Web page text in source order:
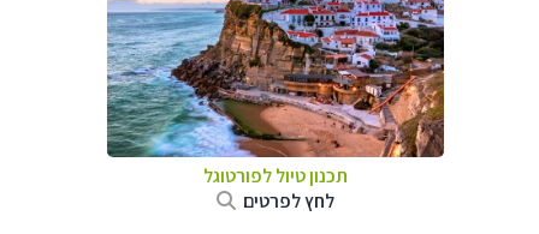
תכנון טיול לפורטוגל
לחץ לפרטים